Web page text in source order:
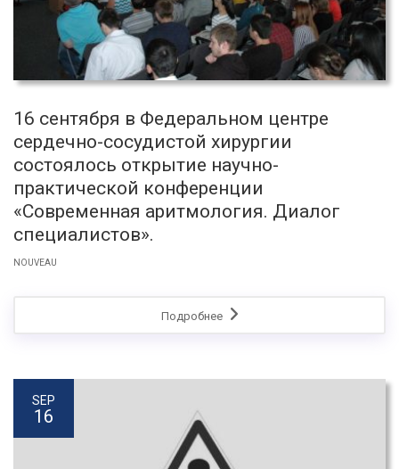
16 сентября в Федеральном центре
сердечно-сосудистой хирургии
состоялось открытие научно-
практической конференции
«Современная аритмология. Диалог
специалистов».
NOUVEAU
Подробнее
SEP
16